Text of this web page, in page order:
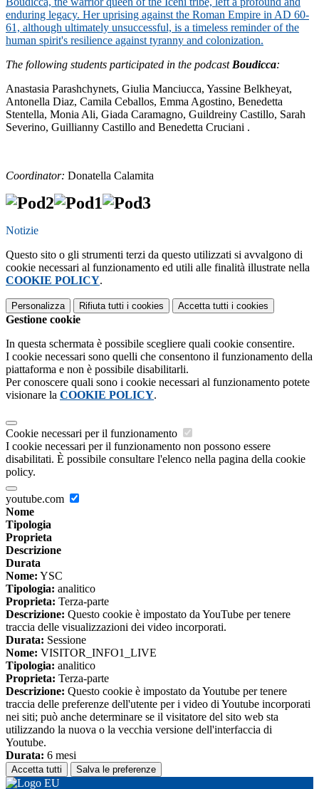
enduring legacy. Her uprising against the Roman Empire in AD 60-
61, although ultimately unsuccessful, is a timeless reminder of the
human spirit's resilience against tyranny and colonization.
The following students participated in the podcast Boudicca:
Anastasia Parashchynets, Giulia Manciucca, Yassine Belkheyat,
Antonella Diaz, Camila Ceballos, Emma Agostino, Benedetta
Stentella, Monia Ali, Giada Caramagno, Guildreiny Castillo, Sarah
Severino, Guillianny Castillo and Benedetta Cruciani .
Coordinator: Donatella Calamita
Notizie
Questo sito o gli strumenti terzi da questo utilizzati si avvalgono di
cookie necessari al funzionamento ed utili alle finalità illustrate nella
COOKIE POLICY.
Personalizza Rifiuta tutti i cookies Accetta tutti i cookies
Gestione cookie
In questa schermata è possibile scegliere quali cookie consentire.
I cookie necessari sono quelli che consentono il funzionamento della
piattaforma e non è possibile disabilitarli.
Per conoscere quali sono i cookie necessari al funzionamento potete
visionare la COOKIE POLICY.
Cookie necessari per il funzionamento
I cookie necessari per il funzionamento non possono essere
disabilitati. È possibile consultare l'elenco nella pagina della cookie
policy.
youtube.com
Nome
Tipologia
Proprieta
Descrizione
Durata
Nome: YSC
Tipologia: analitico
Proprieta: Terza-parte
Descrizione: Questo cookie è impostato da YouTube per tenere
traccia delle visualizzazioni dei video incorporati.
Durata: Sessione
Nome: VISITOR_INFO1_LIVE
Tipologia: analitico
Proprieta: Terza-parte
Descrizione: Questo cookie è impostato da Youtube per tenere
traccia delle preferenze dell'utente per i video di Youtube incorporati
nei siti; può anche determinare se il visitatore del sito web sta
utilizzando la nuova o la vecchia versione dell'interfaccia di
Youtube.
Durata: 6 mesi
Accetta tutti Salva le preferenze